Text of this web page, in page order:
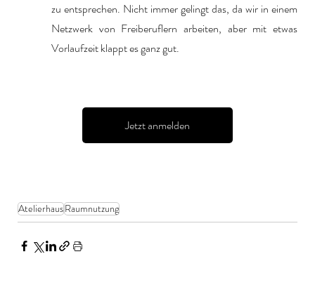
zu entsprechen. Nicht immer gelingt das, da wir in einem
Netzwerk von Freiberuflern arbeiten, aber mit etwas
Vorlaufzeit klappt es ganz gut.
Jetzt anmelden
AtelierhausRaumnutzung